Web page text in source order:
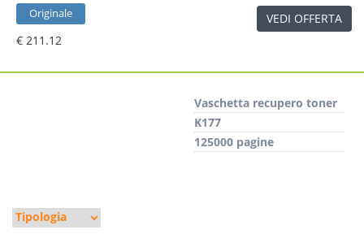
Originale
€ 211.12
VEDI OFFERTA
Vaschetta recupero toner
K177
125000 pagine